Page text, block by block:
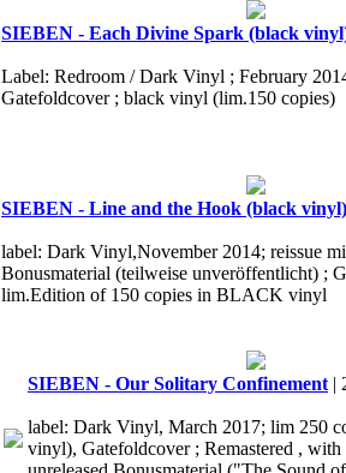
SIEBEN - Each Divine Spark (black
Label: Redroom / Dark Vinyl ; February
Gatefoldcover ; black vinyl (lim.150 copies)
SIEBEN - Line and the Hook (black vinyl)
label: Dark Vinyl,November 2014; reissue
Bonusmaterial (teilweise unveröffentlicht) ;
lim.Edition of 150 copies in BLACK vinyl
SIEBEN - Our Solitary Confinement |
label: Dark Vinyl, March 2017; lim 250
vinyl), Gatefoldcover ; Remastered , with